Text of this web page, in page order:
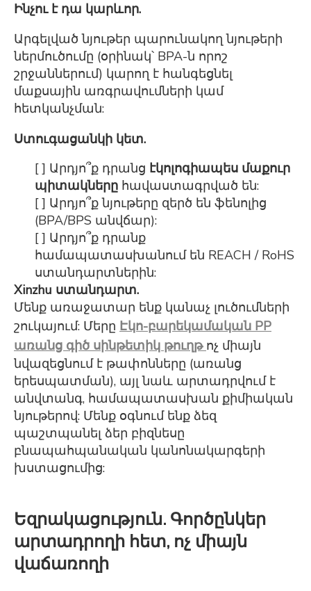
Ինչու է դա կարևոր.
Արգելված նյութեր պարունակող նյութերի
ներմուծումը (օրինակ՝ BPA-ն որոշ
շրջաններում) կարող է հանգեցնել
մաքսային առգրավումների կամ
հետկանչման:
Ստուգացանկի կետ.
[ ] Արդյո՞ք դրանց էկոլոգիապես մաքուր
պիտակները հավաստագրված են:
[ ] Արդյո՞ք նյութերը զերծ են ֆենոլից
(BPA/BPS անվճար):
[ ] Արդյո՞ք դրանք
համապատասխանում են REACH / RoHS
ստանդարտներին:
Xinzhu ստանդարտ.
Մենք առաջատար ենք կանաչ լուծումների
շուկայում: Մերը Էկո-բարեկամական PP
առանց գիծ սինթետիկ թուղթ ոչ միայն
նվազեցնում է թափոնները (առանց
երեսպատման), այլ նաև արտադրվում է
անվտանգ, համապատասխան քիմիական
նյութերով: Մենք օգնում ենք ձեզ
պաշտպանել ձեր բիզնեսը
բնապահպանական կանոնակարգերի
խստացումից:
Եզրակացություն. Գործընկեր
արտադրողի հետ, ոչ միայն
վաճառողի